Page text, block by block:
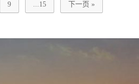
9 ...15 下一页 »